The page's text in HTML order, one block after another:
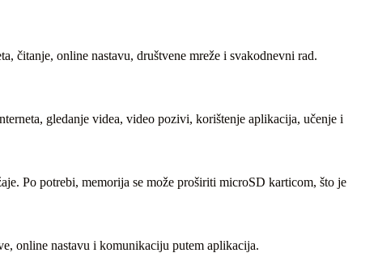
čitanje, online nastavu, društvene mreže i svakodnevni rad.
gledanje videa, video pozivi, korištenje aplikacija, učenje i
Po potrebi, memorija se može proširiti microSD karticom, što je
online nastavu i komunikaciju putem aplikacija.